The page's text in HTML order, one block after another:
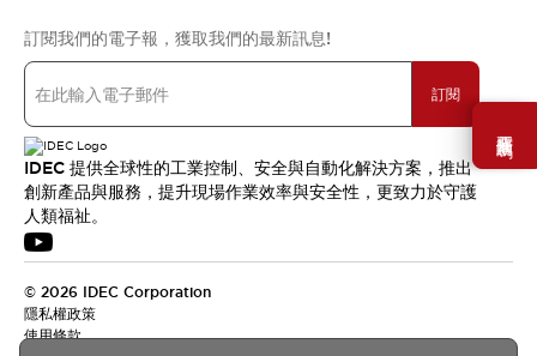
需要幫助嗎？
訂閱我們的電子報，獲取我們的最新訊息!
訂閱
IDEC 提供全球性的工業控制、安全與自動化解決方案，推出
創新產品與服務，提升現場作業效率與安全性，更致力於守護
人類福祉。
© 2026 IDEC Corporation
隱私權政策
使用條款